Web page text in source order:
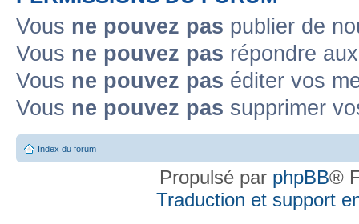
Vous ne pouvez pas publier de
Vous ne pouvez pas répondre
Vous ne pouvez pas éditer vos
Vous ne pouvez pas supprimer
Index du forum
Propulsé par phpBB®
Traduction et support